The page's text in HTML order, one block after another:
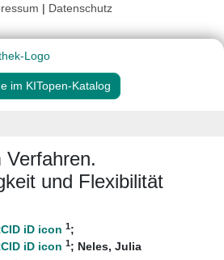
| Datenschutz
im KITopen-Katalog
Verfahren.
und Flexibilität
1;
1; Neles, Julia